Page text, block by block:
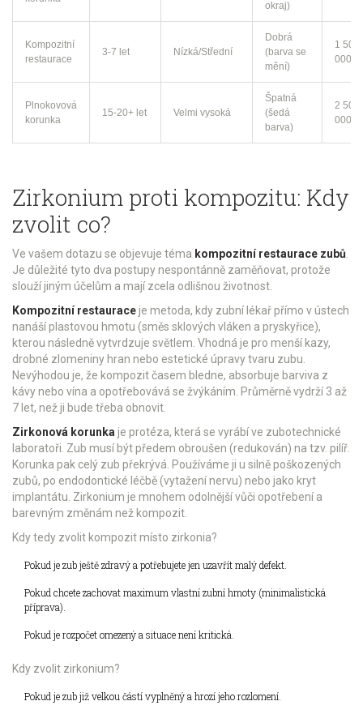
okraj)
Kompozitní
restaurace
3-7 let Nízká/Střední
Dobrá
(barva se
mění)
1 500
000
Plnokovová
korunka
15-20+ let Velmi vysoká
Špatná
(šedá
barva)
2 500
000
Zirkonium proti kompozitu: Kdy
zvolit co?
Ve vašem dotazu se objevuje téma kompozitní restaurace zubů.
Je důležité tyto dva postupy nespontánně zaměňovat, protože
slouží jiným účelům a mají zcela odlišnou životnost.
Kompozitní restauraceje metoda, kdy zubní lékař přímo v ústech
nanáší plastovou hmotu (směs sklových vláken a pryskyřice),
kterou následně vytvrdzuje světlem. Vhodná je pro menší kazy,
drobné zlomeniny hran nebo estetické úpravy tvaru zubu.
Nevýhodou je, že kompozit časem bledne, absorbuje barviva z
kávy nebo vína a opotřebovává se žvýkáním. Průměrně vydrží 3 až
7 let, než ji bude třeba obnovit.
Zirkonová korunkaje protéza, která se vyrábí ve zubotechnické
laboratoři. Zub musí být předem obroušen (redukován) na tzv. pilíř.
Korunka pak celý zub překrývá. Používáme ji u silně poškozených
zubů, po endodontické léčbě (vytažení nervu) nebo jako kryt
implantátu. Zirkonium je mnohem odolnější vůči opotřebení a
barevným změnám než kompozit.
Kdy tedy zvolit kompozit místo zirkonia?
Pokud je zub ještě zdravý a potřebujete jen uzavřít malý defekt.
Pokud chcete zachovat maximum vlastní zubní hmoty (minimalistická
příprava).
Pokud je rozpočet omezený a situace není kritická.
Kdy zvolit zirkonium?
Pokud je zub již velkou částí vyplněný a hrozí jeho rozlomení.